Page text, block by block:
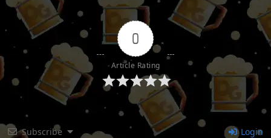
0
Article Rating
Subscribe Login